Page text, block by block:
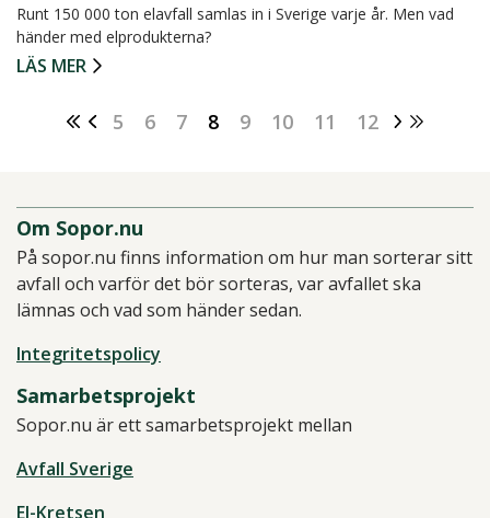
Runt 150 000 ton elavfall samlas in i Sverige varje år. Men vad
händer med elprodukterna?
LÄS MER
5 6 7 8 9 10 11 12
Om Sopor.nu
På sopor.nu finns information om hur man sorterar sitt
avfall och varför det bör sorteras, var avfallet ska
lämnas och vad som händer sedan.
Integritetspolicy
Samarbetsprojekt
Sopor.nu är ett samarbetsprojekt mellan
Avfall Sverige
El-Kretsen